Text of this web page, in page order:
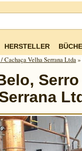
HERSTELLER
Cachaça Velha Serrana Ltda»